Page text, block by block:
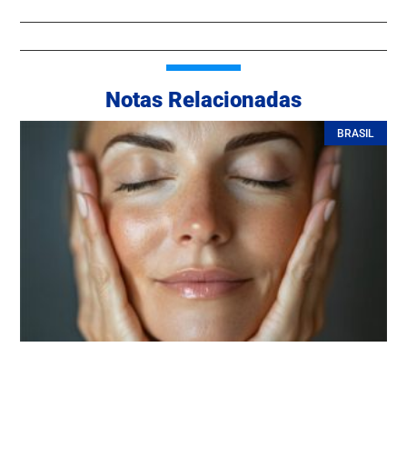
Notas Relacionadas
BRASIL